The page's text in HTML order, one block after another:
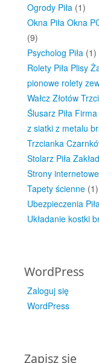
Ogrody Piła (1)
Okna Piła Okna
(9)
Psycholog Piła (1)
Rolety Piła Plisy
pionowe rolety
Wałcz Złotów
Ślusarz Piła
z siatki z metalu
Trzcianka
Stolarz Piła
Strony
Tapety ścienne (1)
Ubezpieczenia
Układanie kostki
WordPress
Zaloguj się
WordPress
Zapisz się